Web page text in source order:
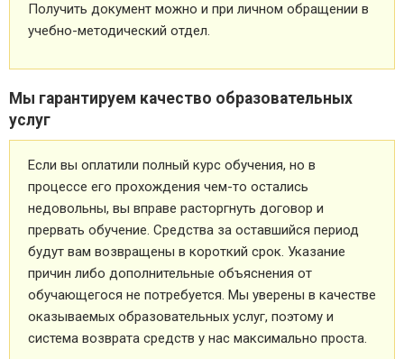
Получить документ можно и при личном обращении в
учебно-методический отдел.
Мы гарантируем качество образовательных
услуг
Если вы оплатили полный курс обучения, но в
процессе его прохождения чем-то остались
недовольны, вы вправе расторгнуть договор и
прервать обучение. Средства за оставшийся период
будут вам возвращены в короткий срок. Указание
причин либо дополнительные объяснения от
обучающегося не потребуется. Мы уверены в качестве
оказываемых образовательных услуг, поэтому и
система возврата средств у нас максимально проста.